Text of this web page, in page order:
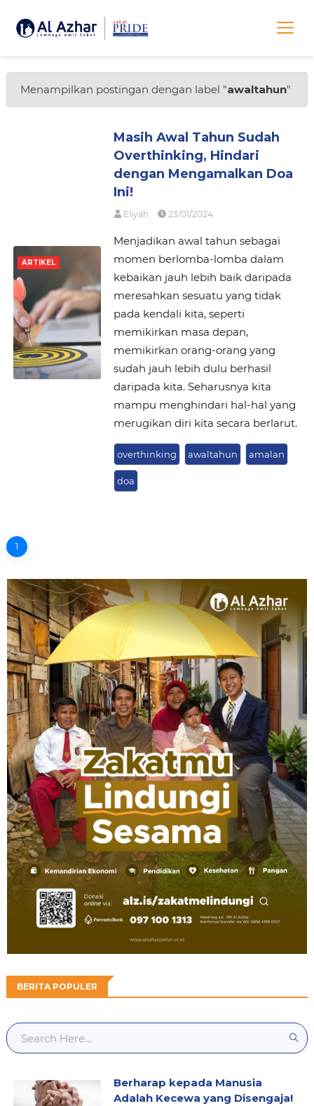
Menampilkan postingan dengan label "awaltahun"
ARTIKEL
Masih Awal Tahun Sudah
Overthinking, Hindari
dengan Mengamalkan Doa
Ini!
Eliyah 23/01/2024
Menjadikan awal tahun sebagai
momen berlomba-lomba dalam
kebaikan jauh lebih baik daripada
meresahkan sesuatu yang tidak
pada kendali kita, seperti
memikirkan masa depan,
memikirkan orang-orang yang
sudah jauh lebih dulu berhasil
daripada kita. Seharusnya kita
mampu menghindari hal-hal yang
merugikan diri kita secara berlarut.
overthinking awaltahun amalan
doa
1
BERITA POPULER
Berharap kepada Manusia
Adalah Kecewa yang Disengaja!